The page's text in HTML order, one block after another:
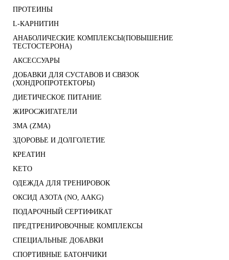
ПРОТЕИНЫ
L-КАРНИТИН
АНАБОЛИЧЕСКИЕ КОМПЛЕКСЫ(ПОВЫШЕНИЕ
ТЕСТОСТЕРОНА)
АКСЕССУАРЫ
ДОБАВКИ ДЛЯ СУСТАВОВ И СВЯЗОК
(ХОНДРОПРОТЕКТОРЫ)
ДИЕТИЧЕСКОЕ ПИТАНИЕ
ЖИРОСЖИГАТЕЛИ
ЗМА (ZMA)
ЗДОРОВЬЕ И ДОЛГОЛЕТИЕ
КРЕАТИН
KETO
ОДЕЖДА ДЛЯ ТРЕНИРОВОК
ОКСИД АЗОТА (NO, AAKG)
ПОДАРОЧНЫЙ СЕРТИФИКАТ
ПРЕДТРЕНИРОВОЧНЫЕ КОМПЛЕКСЫ
СПЕЦИАЛЬНЫЕ ДОБАВКИ
СПОРТИВНЫЕ БАТОНЧИКИ